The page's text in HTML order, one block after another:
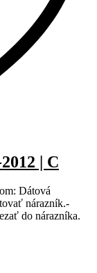
| C
Dátová
nárazník.-
do nárazníka.